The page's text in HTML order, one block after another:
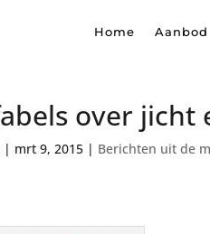
Home Aanbod
over jicht
| mrt 9, 2015 | Berichten uit de